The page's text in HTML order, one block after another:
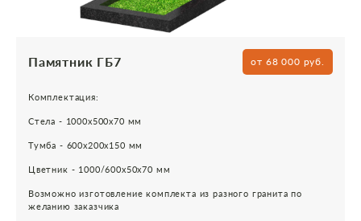
Памятник ГБ7 от 68 000 руб.
Комплектация:
Стела - 1000х500х70 мм
Тумба - 600х200х150 мм
Цветник - 1000/600х50х70 мм
Возможно изготовление комплекта из разного гранита по
желанию заказчика